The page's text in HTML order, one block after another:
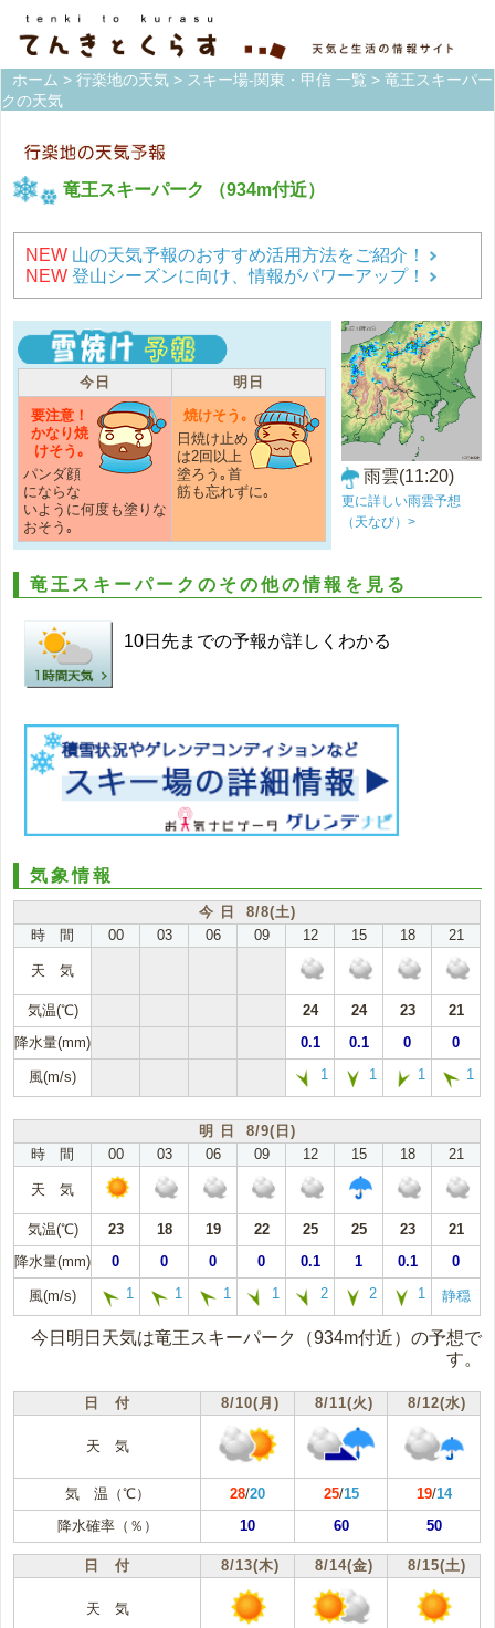
ホーム > 行楽地の天気 > スキー場-関東・甲信 一覧 > 竜王スキーパー
クの天気
竜王スキーパーク （934m付近）
NEW 山の天気予報のおすすめ活用方法をご紹介！
NEW 登山シーズンに向け、情報がパワーアップ！
今日
明日
要注意！
かなり焼
けそう｡
パンダ顔
にならな
いように何度も塗りな
おそう｡
焼けそう｡
日焼け止め
は2回以上
塗ろう｡首
筋も忘れずに｡
雨雲(11:20)
更に詳しい雨雲予想
（天なび）>
竜王スキーパークのその他の情報を見る
10日先までの予報が詳しくわかる
気象情報
今 日 8/8(土)
時 間
00 03 06 09 12 15 18 21
天 気
気温(℃) 24 24 23
21
降水量(mm)
0.1 0.1 0 0
風(m/s) 1 1 1 1
明 日 8/9(日)
時 間
00 03 06 09 12 15 18 21
天 気
気温(℃) 23 18 19 22 25 25 23
21
降水量(mm)
0 0 0 0 0.1 1 0.1 0
風(m/s) 1 1 1 1 2 2 1 静穏
今日明日天気は竜王スキーパーク（934m付近）の予想で
す。
日 付 8/10(月) 8/11(火) 8/12(水)
天 気
気 温（℃） 28/20 25/15 19/14
降水確率（％）
10 60 50
日 付 8/13(木) 8/14(金) 8/15(土)
天 気